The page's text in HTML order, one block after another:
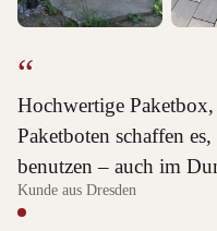
“
Hochwertige
Paketboten schaffen
benutzen – auch im
Kunde aus Dresden